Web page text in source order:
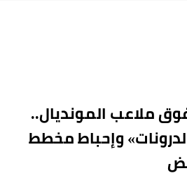
ملاعب المونديال..
وإحباط مخطط